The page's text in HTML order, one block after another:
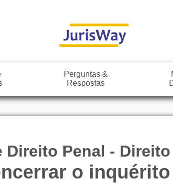
Perguntas &
Respostas
Penal -
o